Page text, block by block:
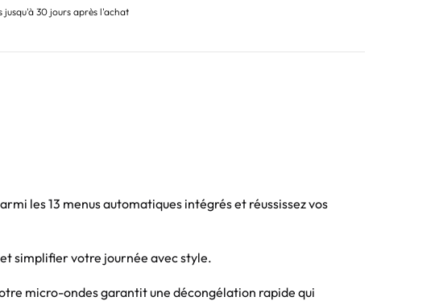
jusqu'à 30 jours après l'achat
les 13 menus automatiques intégrés et réussissez vos
simplifier votre journée avec style.
micro-ondes garantit une décongélation rapide qui